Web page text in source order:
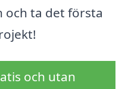
och ta det första
och utan